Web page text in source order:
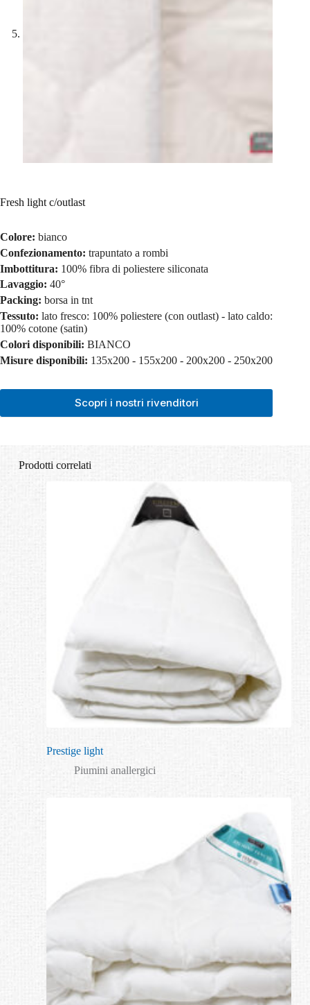
Fresh light c/outlast
Colore: bianco
Confezionamento: trapuntato a rombi
Imbottitura: 100% fibra di poliestere siliconata
Lavaggio: 40°
Packing: borsa in tnt
Tessuto: lato fresco: 100% poliestere (con outlast) - lato caldo:
100% cotone (satin)
Colori disponibili: BIANCO
Misure disponibili: 135x200 - 155x200 - 200x200 - 250x200
Scopri i nostri rivenditori
Prodotti correlati
Prestige light
Piumini anallergici